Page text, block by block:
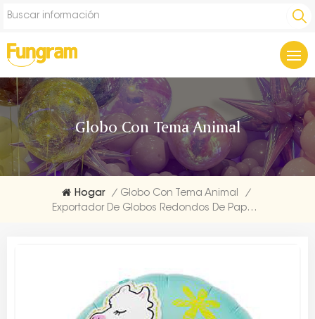
Globo Con Tema Animal
Hogar / Globo Con Tema Animal
/
Exportador De Globos Redondos De Papel De Aluminio De Alpaca